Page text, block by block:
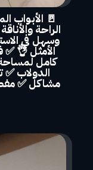
🚪 الأبواب
الراحة
وسهل في
الأمثل 👌
كامل
الدولاب
مشاكل ✅